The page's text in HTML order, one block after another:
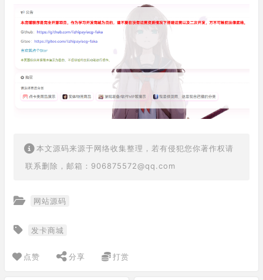
本文源码来源于网络收集整理，若有侵犯您你著作权请
联系删除，邮箱：906875572@qq.com
网站源码
发卡商城
点赞 分享 打赏